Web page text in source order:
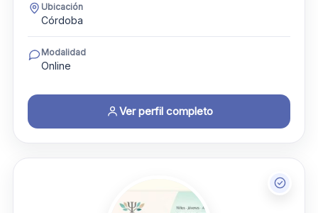
Ubicación
Córdoba
Modalidad
Online
Ver perfil completo